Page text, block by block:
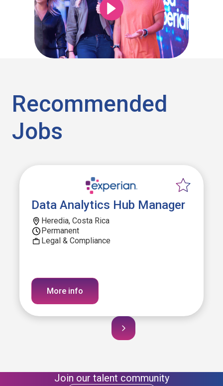
Recommended
Jobs
Data Analytics Hub Manager
Heredia, Costa Rica
Permanent
Legal & Compliance
More info
Join our talent community